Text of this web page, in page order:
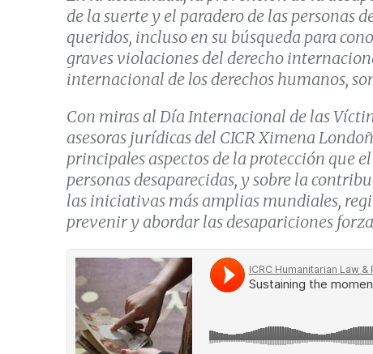
de la suerte y el paradero de las personas
queridos, incluso en su búsqueda para
graves violaciones del derecho
internacional de los derechos humanos,
Con miras al Día Internacional de las
asesoras jurídicas del CICR Ximena
principales aspectos de la protección que
personas desaparecidas, y sobre la
las iniciativas más amplias mundiales,
prevenir y abordar las desapariciones